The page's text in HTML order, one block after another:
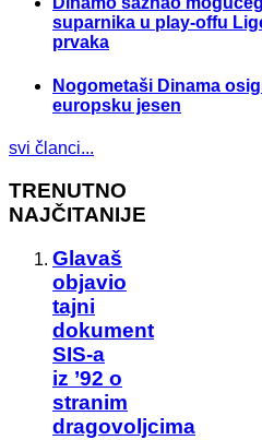
suparnika u play-offu
prvaka
Nogometaši Dinama
europsku jesen
svi članci...
TRENUTNO
NAJČITANIJE
Glavaš
objavio
tajni
dokument
SIS-a
iz ’92 o
stranim
dragovoljcima